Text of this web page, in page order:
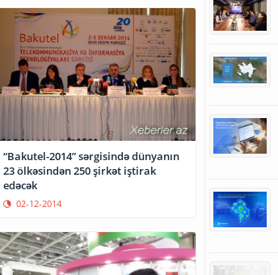
“Bakutel-2014” sərgisində dünyanın
23 ölkəsindən 250 şirkət iştirak
edəcək
02-12-2014